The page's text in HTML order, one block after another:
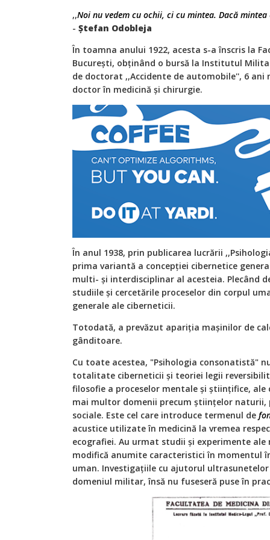
,,Noi nu vedem cu ochii, ci cu mintea. Dacă
- Ștefan Odobleja
În toamna anului 1922, acesta s-a înscris la
București, obținând o bursă la Institutul
de doctorat ,,Accidente de automobile'', 6
doctor în medicină și chirurgie.
În anul 1938, prin publicarea lucrării
prima variantă a concepției cibernetice
multi- și interdisciplinar al acesteia. Plecând
studiile și cercetările proceselor din corpul
generale ale ciberneticii.
Totodată, a prevăzut apariția mașinilor de
gânditoare.
Cu toate acestea, "Psihologia consonatistă"
totalitate ciberneticii și teoriei legii
filosofie a proceselor mentale și științifice, ale
mai multor domenii precum științelor naturii,
sociale. Este cel care introduce termenul de
acustice utilizate în medicină la vremea
ecografiei. Au urmat studii și experimente
modifică anumite caracteristici în momentul
uman. Investigațiile cu ajutorul
domeniul militar, însă nu fuseseră puse în